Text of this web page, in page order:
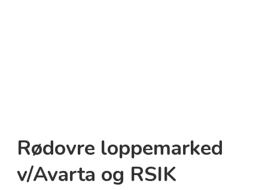
Rødovre loppemarked
v/Avarta og RSIK